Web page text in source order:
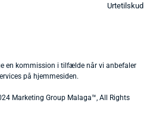
Urtetilskud
en kommission i tilfælde når vi anbefaler
på hjemmesiden.
Marketing Group Malaga™, All Rights